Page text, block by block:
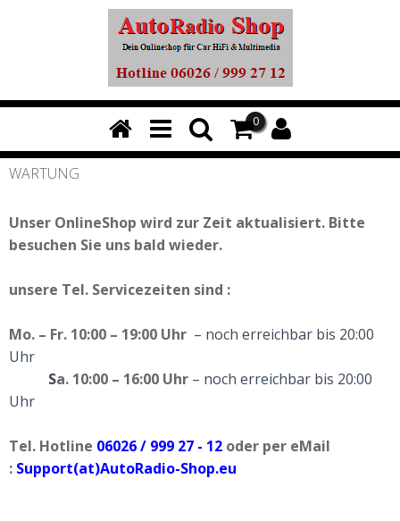
0
WARTUNG
Unser OnlineShop wird zur Zeit aktualisiert. Bitte
besuchen Sie uns bald wieder.
unsere Tel. Servicezeiten sind :
Mo. – Fr. 10:00 – 19:00 Uhr – noch erreichbar bis 20:00
Uhr
Sa. 10:00 – 16:00 Uhr – noch erreichbar bis 20:00
Uhr
Tel. Hotline 06026 / 999 27 - 12 oder per eMail
: Support(at)AutoRadio-Shop.eu